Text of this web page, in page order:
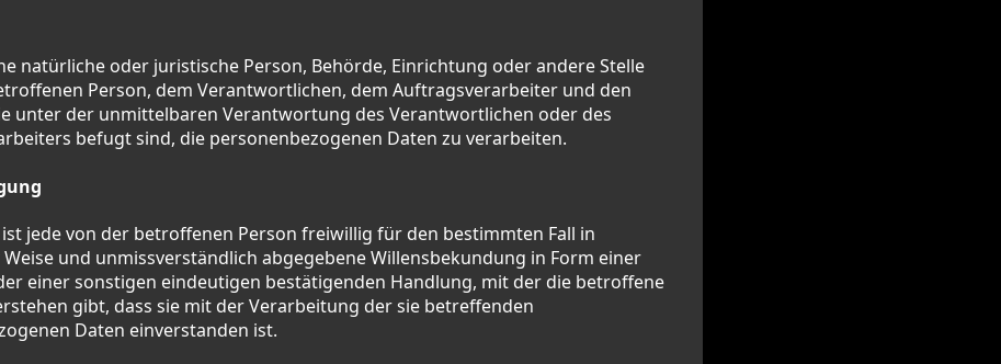
natürliche oder juristische Person, Behörde, Einrichtung oder andere Stelle
Person, dem Verantwortlichen, dem Auftragsverarbeiter und den
unter der unmittelbaren Verantwortung des Verantwortlichen oder des
befugt sind, die personenbezogenen Daten zu verarbeiten.
jede von der betroffenen Person freiwillig für den bestimmten Fall in
und unmissverständlich abgegebene Willensbekundung in Form einer
einer sonstigen eindeutigen bestätigenden Handlung, mit der die betroffene
gibt, dass sie mit der Verarbeitung der sie betreffenden
Daten einverstanden ist.